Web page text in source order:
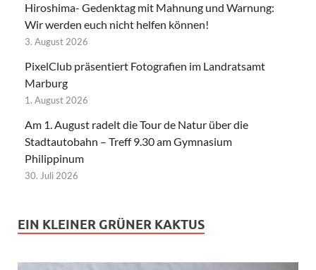
Hiroshima- Gedenktag mit Mahnung und Warnung:
Wir werden euch nicht helfen können!
3. August 2026
PixelClub präsentiert Fotografien im Landratsamt
Marburg
1. August 2026
Am 1. August radelt die Tour de Natur über die
Stadtautobahn – Treff 9.30 am Gymnasium
Philippinum
30. Juli 2026
EIN KLEINER GRÜNER KAKTUS